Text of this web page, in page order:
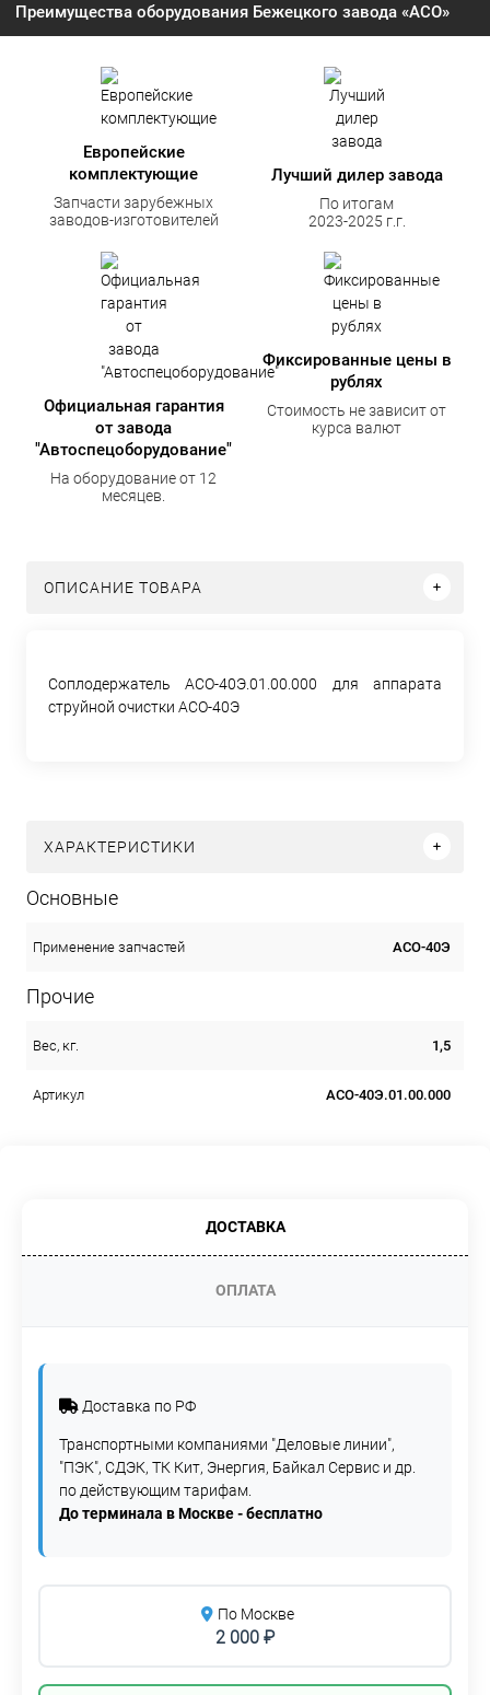
Преимущества оборудования Бежецкого завода «АСО»
Европейские
комплектующие
Запчасти зарубежных
заводов-изготовителей
Лучший дилер завода
По итогам
2023-2025 г.г.
Официальная гарантия
от завода
"Автоспецоборудование"
На оборудование от 12
месяцев.
Фиксированные цены в
рублях
Стоимость не зависит от
курса валют
ОПИСАНИЕ ТОВАРА
Соплодержатель АСО-40Э.01.00.000 для аппарата
струйной очистки АСО-40Э
ХАРАКТЕРИСТИКИ
Основные
Применение запчастей АСО-40Э
Прочие
Вес, кг. 1,5
Артикул АСО-40Э.01.00.000
ДОСТАВКА
ОПЛАТА
Доставка по РФ
Транспортными компаниями "Деловые линии",
"ПЭК", СДЭК, ТК Кит, Энергия, Байкал Сервис и др.
по действующим тарифам.
До терминала в Москве - бесплатно
По Москве
2 000 ₽